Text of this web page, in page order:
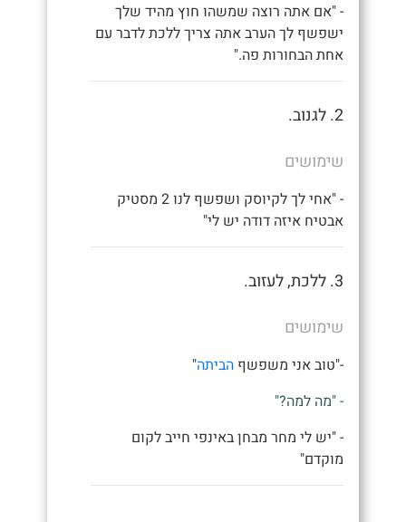
- "אם אתה רוצה שמשהו חוץ מהיד שלך
ישפשף לך הערב אתה צריך ללכת לדבר עם
אחת הבחורות פה."
2. לגנוב.
שימושים
- "אחי לך לקיוסק ושפשף לנו 2 מסטיק
אבטיח איזה דודה יש לי"
3. ללכת, לעזוב.
שימושים
-"טוב אני משפשףהביתה"
- "מה למה?"
- "יש לי מחר מבחן באינפי חייב לקום
מוקדם"